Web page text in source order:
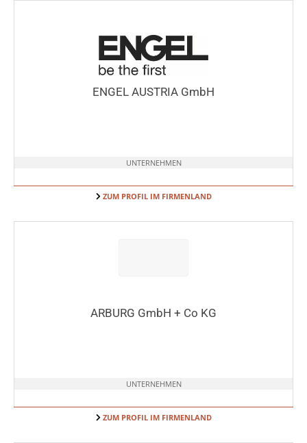
ENGEL AUSTRIA GmbH
UNTERNEHMEN
ZUM PROFIL IM FIRMENLAND
ARBURG GmbH + Co KG
UNTERNEHMEN
ZUM PROFIL IM FIRMENLAND